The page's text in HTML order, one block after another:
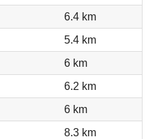
6.4 km
5.4 km
6 km
6.2 km
6 km
8.3 km